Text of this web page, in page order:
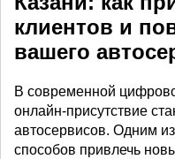
клиентов и
вашего
В современной
онлайн-присутствие
автосервисов. Одним
способов привлечь